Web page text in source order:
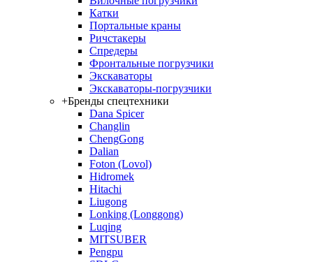
Катки
Портальные краны
Ричстакеры
Спредеры
Фронтальные погрузчики
Экскаваторы
Экскаваторы-погрузчики
+Бренды спецтехники
Dana Spicer
Changlin
ChengGong
Dalian
Foton (Lovol)
Hidromek
Hitachi
Liugong
Lonking (Longgong)
Luqing
MITSUBER
Pengpu